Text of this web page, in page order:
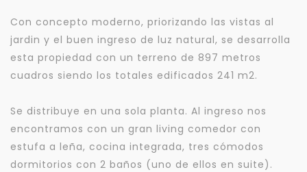
Con concepto moderno, priorizando las vistas al
jardin y el buen ingreso de luz natural, se desarrolla
esta propiedad con un terreno de 897 metros
cuadros siendo los totales edificados 241 m2.
Se distribuye en una sola planta. Al ingreso nos
encontramos con un gran living comedor con
estufa a leña, cocina integrada, tres cómodos
dormitorios con 2 baños (uno de ellos en suite).